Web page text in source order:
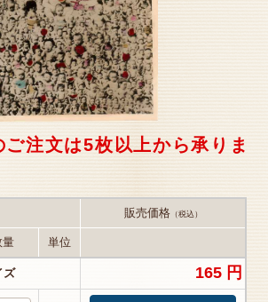
注文は5枚以上から承りま
販売価格（税込）
量 単位
ズ 165 円